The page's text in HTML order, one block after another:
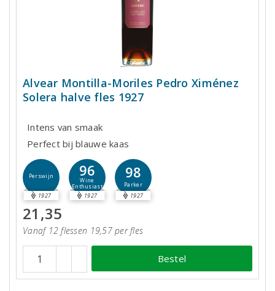
Alvear Montilla-Moriles Pedro Ximénez
Solera halve fles 1927
Intens van smaak
Perfect bij blauwe kaas
Perswijn
1927
96
Wine
Enthusiast
1927
98
Parker
1927
21,35
Vanaf 12 flessen 19,57 per fles
Bestel